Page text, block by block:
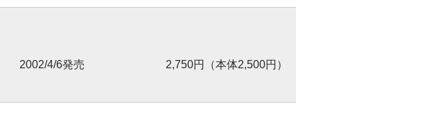
2002/4/6発売
2,750円（本体2,500円）